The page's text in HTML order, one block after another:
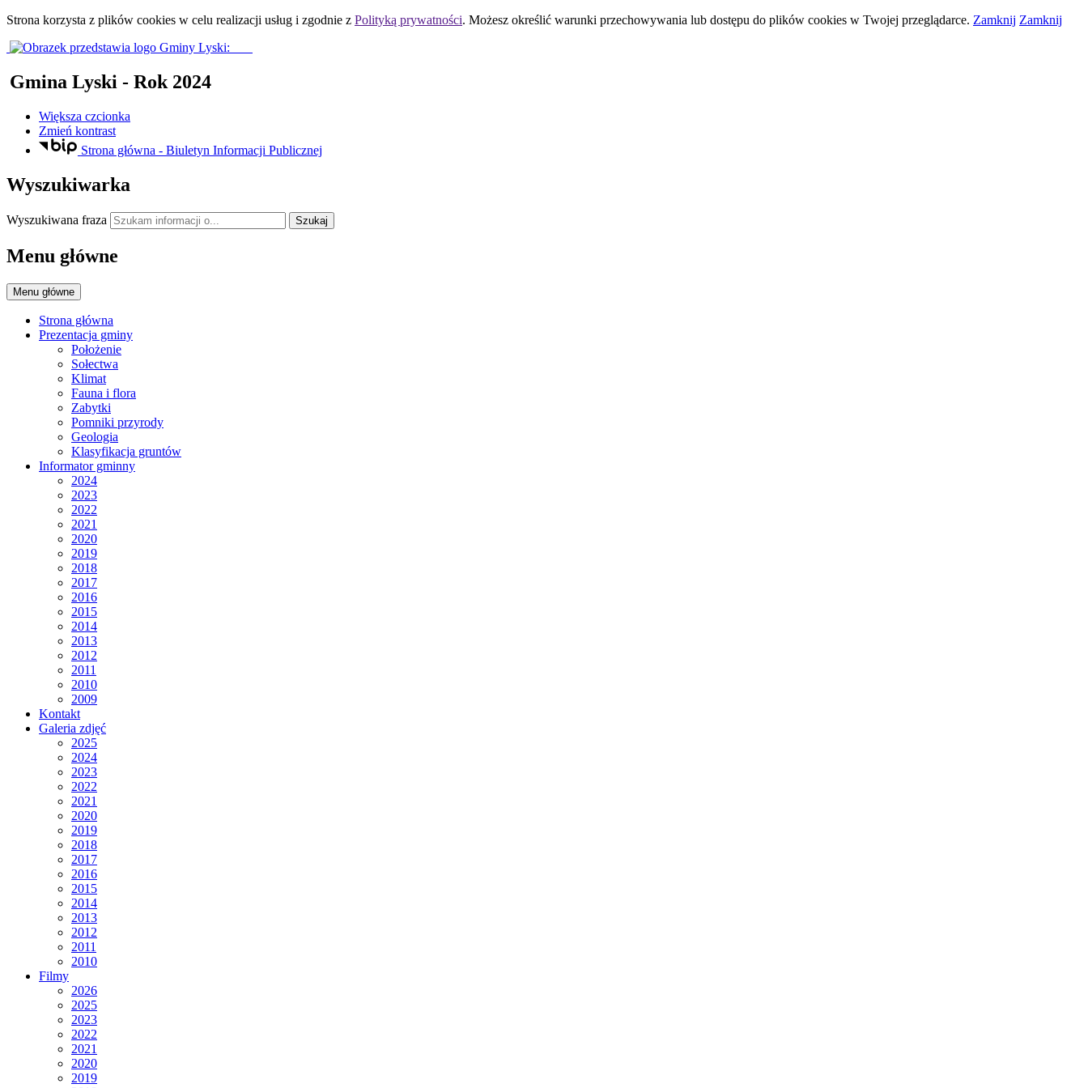
Strona korzysta z plików cookies w celu realizacji usług i zgodnie z Polityką prywatności. Możesz określić warunki przechowywania lub dostępu do plików cookies w Twojej przeglądarce. Zamknij Zamknij
Gmina Lyski - Rok 2024
Większa czcionka
Zmień kontrast
Strona główna - Biuletyn Informacji Publicznej
Wyszukiwarka
Wyszukiwana fraza Szukaj
Menu główne
Menu główne
Strona główna
Prezentacja gminy
Położenie
Sołectwa
Klimat
Fauna i flora
Zabytki
Pomniki przyrody
Geologia
Klasyfikacja gruntów
Informator gminny
2024
2023
2022
2021
2020
2019
2018
2017
2016
2015
2014
2013
2012
2011
2010
2009
Kontakt
Galeria zdjęć
2025
2024
2023
2022
2021
2020
2019
2018
2017
2016
2015
2014
2013
2012
2011
2010
Filmy
2026
2025
2023
2022
2021
2020
2019